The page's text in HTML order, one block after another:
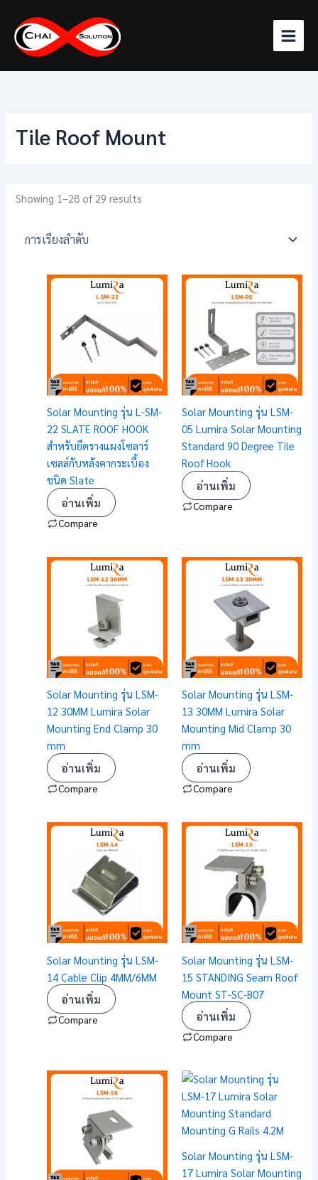
content
Tile Roof Mount
Showing 1–28 of 29 results
Solar Mounting รุ่น L-SM-
22 SLATE ROOF HOOK
สำหรับยึดรางแผงโซลาร์
เซลล์กับหลังคากระเบื้อง
ชนิด Slate
อ่านเพิ่ม
Compare
Solar Mounting รุ่น LSM-
05 Lumira Solar Mounting
Standard 90 Degree Tile
Roof Hook
อ่านเพิ่ม
Compare
Solar Mounting รุ่น LSM-
12 30MM Lumira Solar
Mounting End Clamp 30
mm
อ่านเพิ่ม
Compare
Solar Mounting รุ่น LSM-
13 30MM Lumira Solar
Mounting Mid Clamp 30
mm
อ่านเพิ่ม
Compare
Solar Mounting รุ่น LSM-
14 Cable Clip 4MM/6MM
อ่านเพิ่ม
Compare
Solar Mounting รุ่น LSM-
15 STANDING Seam Roof
Mount ST-SC-B07
อ่านเพิ่ม
Compare
Solar Mounting รุ่น LSM-
17 Lumira Solar Mounting